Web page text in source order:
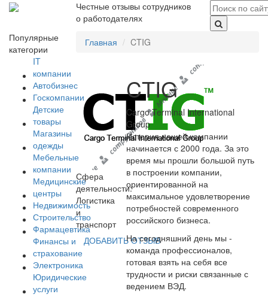
Честные отзывы сотрудников
о работодателях
Популярные
категории
IT
компании
Автобизнес
Госкомпании
Детские
товары
Магазины
одежды
Мебельные
компании
Медицинские
центры
Недвижимость
Строительство
Фармацевтика
Финансы и
страхование
Электроника
Юридические
услуги
Главная CTIG
Сфера
деятельности:
Логистика
и
транспорт
ДОБАВИТЬ ОТЗЫВ
CTIG
Cargo Terminal International
Group
История нашей компании
начинается с 2000 года. За это
время мы прошли большой путь
в построении компании,
ориентированной на
максимальное удовлетворение
потребностей современного
российского бизнеса.
На сегодняшний день мы -
команда профессионалов,
готовая взять на себя все
трудности и риски связанные с
ведением ВЭД.